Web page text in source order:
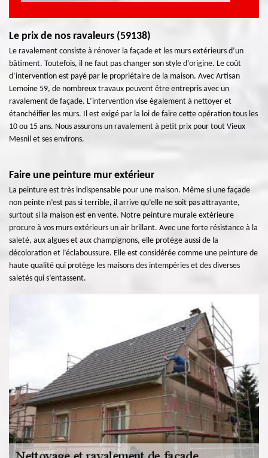
Le prix de nos ravaleurs (59138)
Le ravalement consiste à rénover la façade et les murs extérieurs d’un
bâtiment. Toutefois, il ne faut pas changer son style d’origine. Le coût
d’intervention est payé par le propriétaire de la maison. Avec Artisan
Lemoine 59, de nombreux travaux peuvent être entrepris avec un
ravalement de façade. L’intervention vise également à nettoyer et
étanchéifier les murs. Il est exigé par la loi de faire cette opération tous les
10 ou 15 ans. Nous assurons un ravalement à petit prix pour tout Vieux
Mesnil et ses environs.
Faire une peinture mur extérieur
La peinture est très indispensable pour une maison. Même si une façade
non peinte n’est pas si terrible, il arrive qu’elle ne soit pas attrayante,
surtout si la maison est en vente. Notre peinture murale extérieure
procure à vos murs extérieurs un air brillant. Avec une forte résistance à la
saleté, aux algues et aux champignons, elle protège aussi de la
décoloration et l’éclaboussure. Elle est considérée comme une peinture de
haute qualité qui protège les maisons des intempéries et des diverses
saletés qui s’entassent.